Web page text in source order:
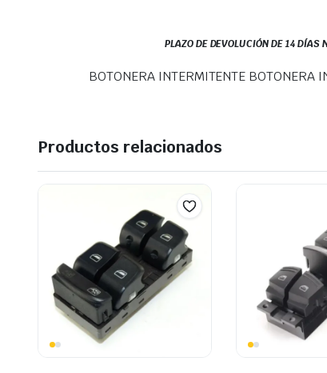
PLAZO DE DEVOLUCIÓN DE 14 DÍAS
BOTONERA INTERMITENTE BOTONERA
Productos relacionados